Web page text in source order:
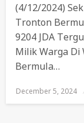
(4/12/2024)
Tronton
9204 JDA
Milik Warga Di
Bermula…
Posted
December 5, 2024